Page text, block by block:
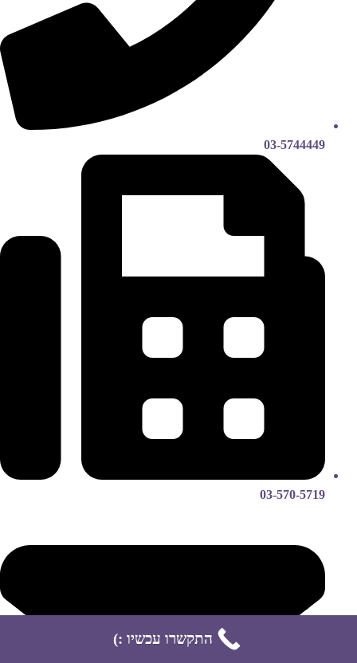
03-5744449
03-570-5719
התקשרו עכשיו :)